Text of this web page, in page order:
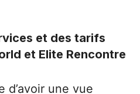
et des tarifs
et Elite Rencontre
d’avoir une vue